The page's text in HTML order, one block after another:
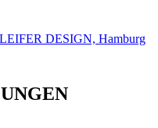
DESIGN, Hamburg